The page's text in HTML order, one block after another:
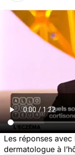
Les réponses
dermatologue à